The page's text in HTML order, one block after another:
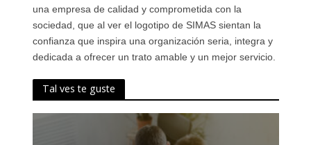
una empresa de calidad y comprometida con la
sociedad, que al ver el logotipo de SIMAS sientan la
confianza que inspira una organización seria, integra y
dedicada a ofrecer un trato amable y un mejor servicio.
Tal ves te guste